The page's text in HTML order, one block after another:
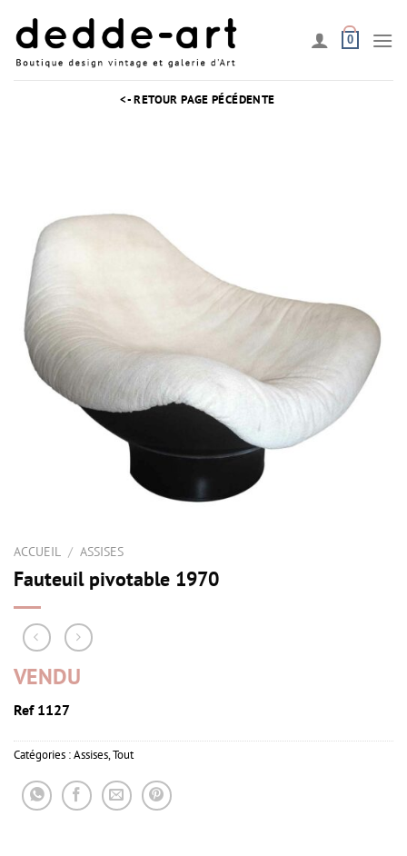
contenu
0
<- RETOUR PAGE PÉCÉDENTE
ACCUEIL / ASSISES
Fauteuil pivotable 1970
VENDU
Ref 1127
Catégories :Assises,Tout